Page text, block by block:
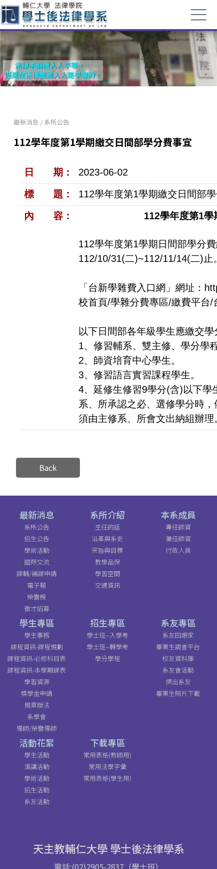
最新消息 / 系所公告
112學年度第1學期繳交日間部學分費事宜
日 期： 2023-06-02
標 題： 112學年度第1學期繳交日間部
內 容： 112學年度第1
112學年度第1學期日間部學分
112/10/31(二)~112/11/14(二)止
「台新學雜費入口網」網址：
校首頁/學雜分費專區/繳費平台
以下日間部各年級學生應繳交學
1、修習輔系、雙主修、學分學
2、師資培育中心學生。
3、修習語言實習課程學生。
4、延修生修習9學分(含)以下
系、所承認之必、選修學分時
須由主修系、所會文出納組辦理
Back
最新消息
系所公告
招生公告
學術活動
國際交流
課輔/補課申請
電子報
榮譽榜
徵才招募
系所介紹
主任的話
沿革與系史
宗旨與目標
教學品保
學習空間
交通資訊
本系成員
專任師資
兼任師資
行政人員
學生專區
學生事務
課程資訊-課程規劃
課程資訊-必修科目表
課程資訊-本學期課表
學習資源
獎學金申請
規章辦法
系學會
導師/榮譽導師
招生專區
學士班--入學考
學士班--轉學考
學分學程
系友專區
系友回娘家
畢業生調查平台
校友資料庫
系友會活動
傑出系友
畢業生照片下載
活動花絮
學生活動
演講活動
學術活動
招生活動
系友活動
下載專區
常用表格(教師用)
常用法學字彙
常用表格(學生用)
天主教輔仁大學 學士後法律學系
電話:(02)2905-2837（學士班）